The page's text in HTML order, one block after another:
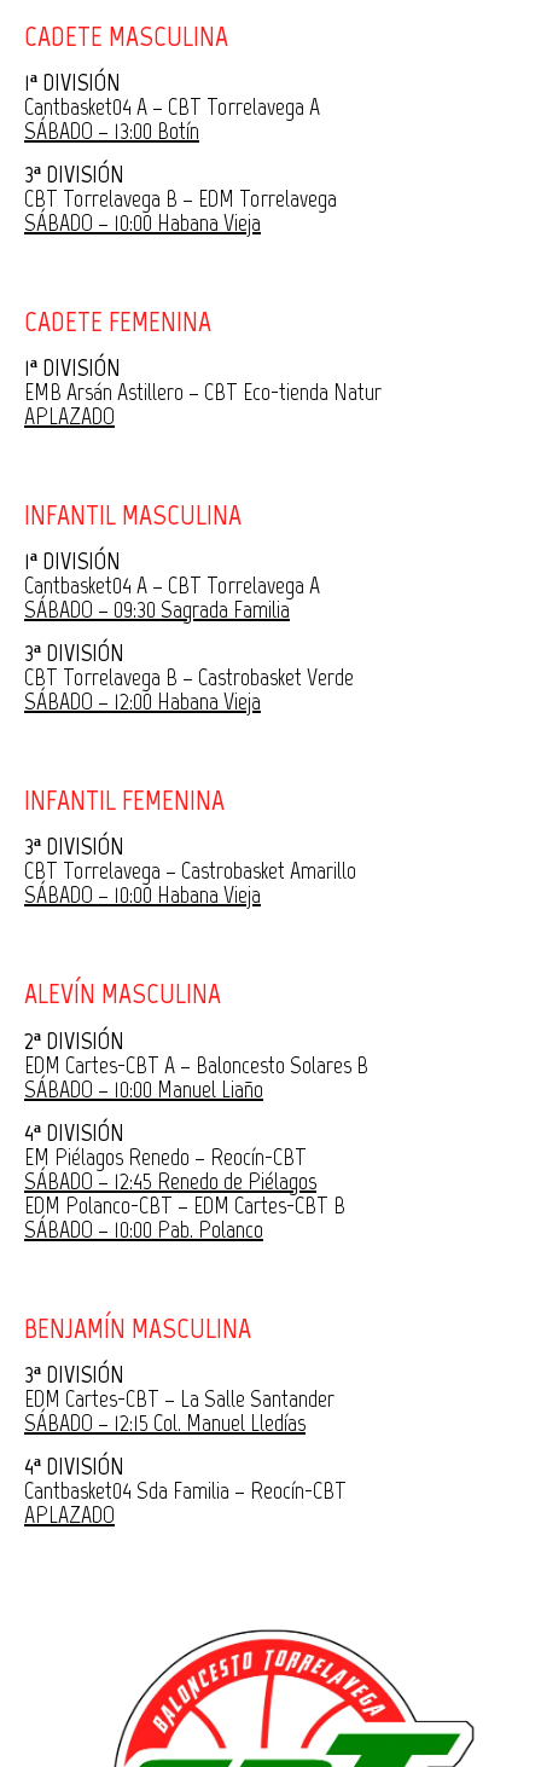
CADETE MASCULINA
1ª DIVISIÓN
Cantbasket04 A – CBT Torrelavega A
SÁBADO – 13:00 Botín
3ª DIVISIÓN
CBT Torrelavega B – EDM Torrelavega
SÁBADO – 10:00 Habana Vieja
CADETE FEMENINA
1ª DIVISIÓN
EMB Arsán Astillero – CBT Eco-tienda Natur
APLAZADO
INFANTIL MASCULINA
1ª DIVISIÓN
Cantbasket04 A – CBT Torrelavega A
SÁBADO – 09:30 Sagrada Familia
3ª DIVISIÓN
CBT Torrelavega B – Castrobasket Verde
SÁBADO – 12:00 Habana Vieja
INFANTIL FEMENINA
3ª DIVISIÓN
CBT Torrelavega – Castrobasket Amarillo
SÁBADO – 10:00 Habana Vieja
ALEVÍN MASCULINA
2ª DIVISIÓN
EDM Cartes-CBT A – Baloncesto Solares B
SÁBADO – 10:00 Manuel Liaño
4ª DIVISIÓN
EM Piélagos Renedo – Reocín-CBT
SÁBADO – 12:45 Renedo de Piélagos
EDM Polanco-CBT – EDM Cartes-CBT B
SÁBADO – 10:00 Pab. Polanco
BENJAMÍN MASCULINA
3ª DIVISIÓN
EDM Cartes-CBT – La Salle Santander
SÁBADO – 12:15 Col. Manuel Lledías
4ª DIVISIÓN
Cantbasket04 Sda Familia – Reocín-CBT
APLAZADO